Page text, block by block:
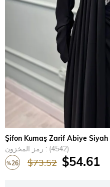
Şifon Kumaş Zarif Abiye Siyah
رمز المخزون
(4542)
%26 $73.52 $54.61